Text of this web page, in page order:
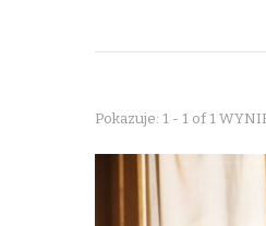
Pokazuje: 1 - 1 of 1